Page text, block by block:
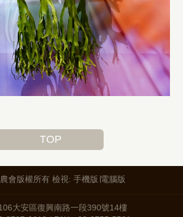
TOP
會版權所有 檢視: 手機版 電腦版
大安區復興南路一段390號14樓